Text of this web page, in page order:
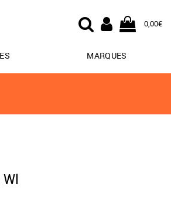
0,00€
MARQUES